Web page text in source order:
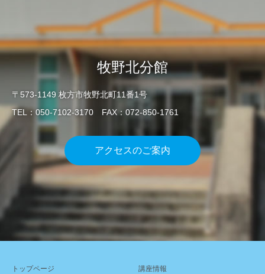
牧野北分館
〒573-1149 枚方市牧野北町11番1号
TEL：050-7102-3170 FAX：072-850-1761
アクセスのご案内
トップページ 講座情報